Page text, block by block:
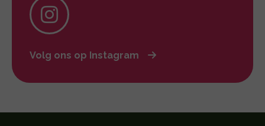
Volg ons op Instagram